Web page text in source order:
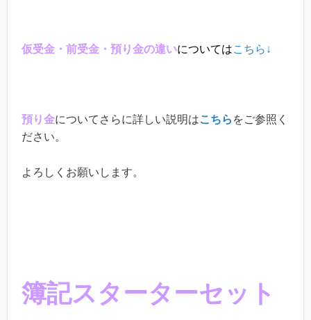
仮受金・前受金・預り金の違いについてはこちら↓
預り金についてさらに詳しい説明はこちら をご参照く
ださい。
よろしくお願いします。
簿記スターターセット